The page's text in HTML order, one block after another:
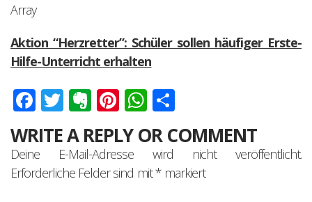
Array
Aktion “Herzretter”: Schüler sollen häufiger Erste-
Hilfe-Unterricht erhalten
Facebook
Twitter
Evernote
Pinterest
WhatsApp
WRITE A REPLY OR COMMENT
Deine E-Mail-Adresse wird nicht veröffentlicht.
Erforderliche Felder sind mit*markiert